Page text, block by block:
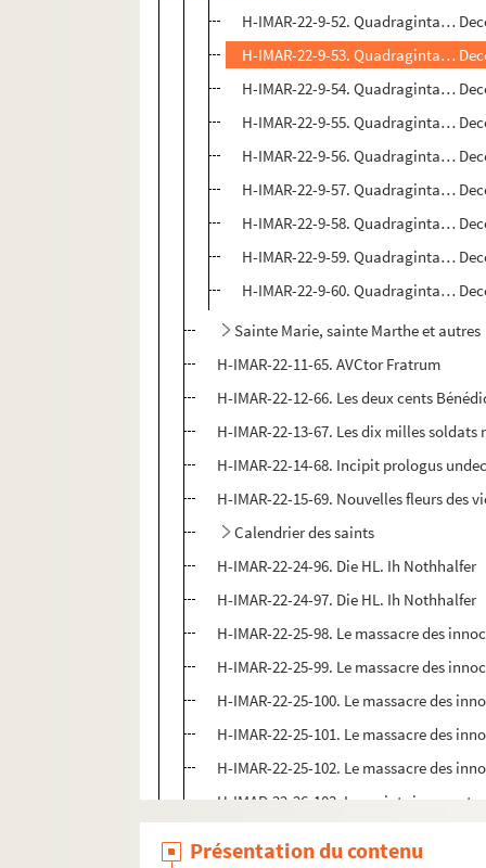
H-IMAR-22-9-52. Quadraginta…
H-IMAR-22-9-53. Quadraginta…
H-IMAR-22-9-54. Quadraginta…
H-IMAR-22-9-55. Quadraginta…
H-IMAR-22-9-56. Quadraginta…
H-IMAR-22-9-57. Quadraginta…
H-IMAR-22-9-58. Quadraginta…
H-IMAR-22-9-59. Quadraginta…
H-IMAR-22-9-60. Quadraginta…
Sainte Marie, sainte Marthe et autres
H-IMAR-22-11-65. AVCtor Fratrum
H-IMAR-22-12-66. Les deux cents
H-IMAR-22-13-67. Les dix milles soldats
H-IMAR-22-14-68. Incipit prologus
H-IMAR-22-15-69. Nouvelles fleurs des
Calendrier des saints
H-IMAR-22-24-96. Die HL. Ih Nothhalfer
H-IMAR-22-24-97. Die HL. Ih Nothhalfer
H-IMAR-22-25-98. Le massacre des
H-IMAR-22-25-99. Le massacre des
H-IMAR-22-25-100. Le massacre des
H-IMAR-22-25-101. Le massacre des
H-IMAR-22-25-102. Le massacre des
H-IMAR-22-26-103. Les saints innocents
Présentation du contenu